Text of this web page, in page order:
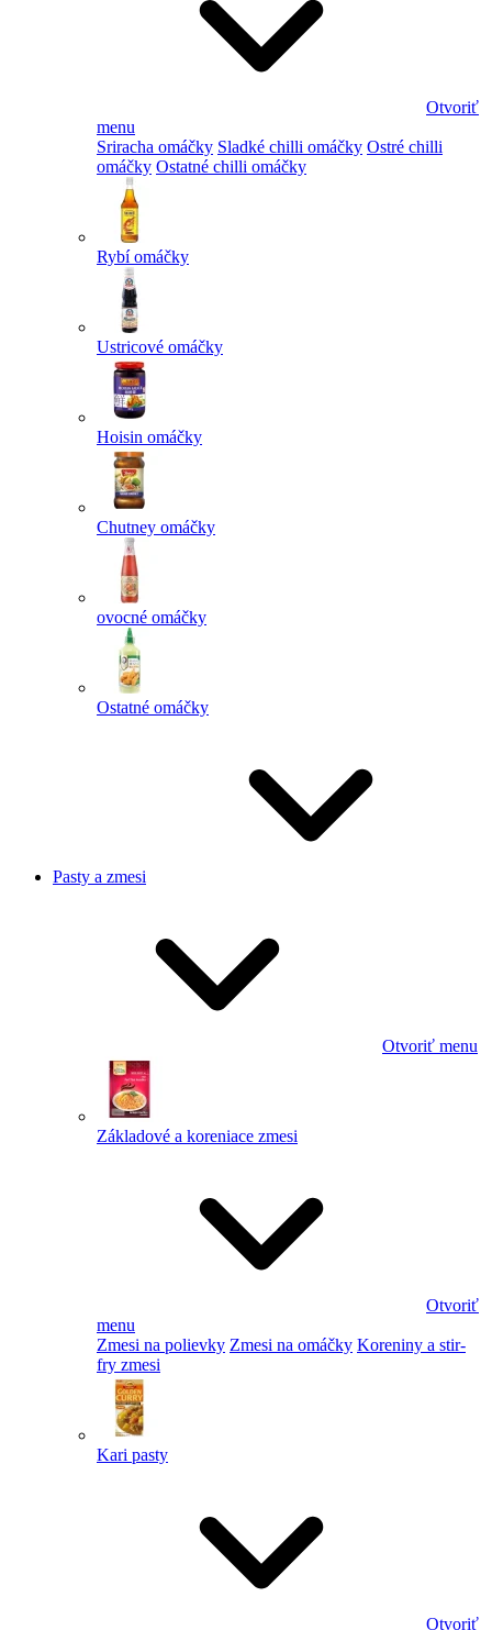
Otvoriť
menu
Sriracha omáčky Sladké chilli omáčky Ostré chilli
omáčky Ostatné chilli omáčky
Rybí omáčky
Ustricové omáčky
Hoisin omáčky
Chutney omáčky
ovocné omáčky
Ostatné omáčky
Pasty a zmesi
Otvoriť menu
Základové a koreniace zmesi
Otvoriť
menu
Zmesi na polievky Zmesi na omáčky Koreniny a stir-
fry zmesi
Kari pasty
Otvoriť